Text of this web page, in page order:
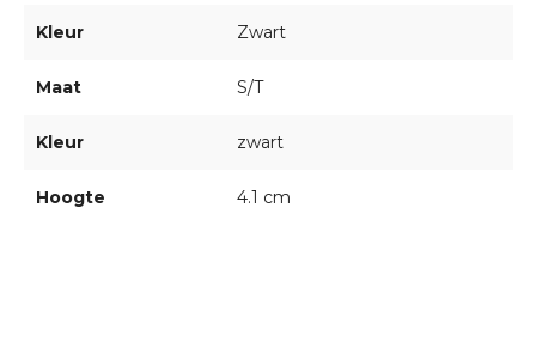
Kleur Zwart
Maat S/T
Kleur zwart
Hoogte 4.1 cm